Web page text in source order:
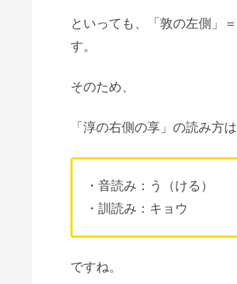
といっても、「敦の左側」
す。
そのため、
「淳の右側の享」の読み方は
・音読み：う（ける）
・訓読み：キョウ
ですね。